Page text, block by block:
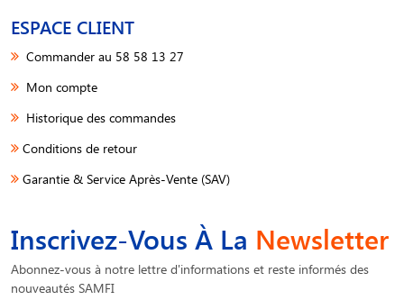
ESPACE CLIENT
Commander au 58 58 13 27
Mon compte
Historique des commandes
Conditions de retour
Garantie & Service Après-Vente (SAV)
Inscrivez-Vous À La Newsletter
Abonnez-vous à notre lettre d'informations et reste informés des
nouveautés SAMFI